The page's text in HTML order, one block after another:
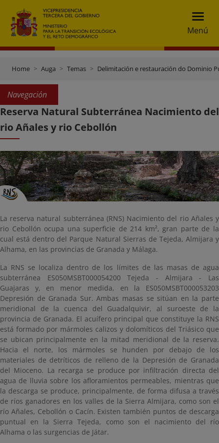
Menú
Home Auga Temas Delimitación e restauración do Dominio
Navegación
Reserva Natural Subterránea Nacimiento del
rio Añales y rio Cebollón
La reserva natural subterránea (RNS) Nacimiento del rio Añales y
rio Cebollón ocupa una superficie de 214 km², gran parte de la
cual está dentro del Parque Natural Sierras de Tejeda, Almijara y
Alhama, en las provincias de Granada y Málaga.
La RNS se localiza dentro de los límites de las masas de agua
subterránea ES050MSBT000054200 Tejeda - Almijara - Las
Guajaras y, en menor medida, en la ES050MSBT000053203
Depresión de Granada Sur. Ambas masas se sitúan en la parte
meridional de la cuenca del Guadalquivir, al suroeste de la
provincia de Granada. El acuífero principal que constituye la RNS
está formado por mármoles calizos y dolomíticos del Triásico que
se ubican principalmente en la mitad meridional de la reserva.
Hacia el norte, los mármoles se hunden por debajo de los
materiales de detríticos de relleno de la Depresión de Granada
del Mioceno. La recarga se produce por infiltración directa del
agua de lluvia sobre los afloramientos permeables, mientras que
la descarga se produce, principalmente, de forma difusa a través
de ríos ganadores en los valles de la Sierra Almijara, como son el
río Añales, Cebollón o Cacín. Existen también puntos de descarga
puntual en la Sierra Tejeda, como son el nacimiento del río
Alhama o las surgencias de Játar.